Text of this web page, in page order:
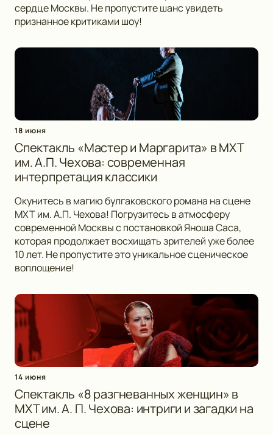
сердце Москвы. Не пропустите шанс увидеть
признанное критиками шоу!
18 июня
Спектакль «Мастер и Маргарита» в МХТ
им. А.П. Чехова: современная
интерпретация классики
Окунитесь в магию булгаковского романа на сцене
МХТ им. А.П. Чехова! Погрузитесь в атмосферу
современной Москвы с постановкой Яноша Саса,
которая продолжает восхищать зрителей уже более
10 лет. Не пропустите это уникальное сценическое
воплощение!
14 июня
Спектакль «8 разгневанных женщин» в
МХТ им. А. П. Чехова: интриги и загадки на
сцене